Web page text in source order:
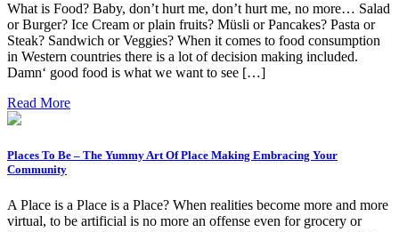
What is Food? Baby, don’t hurt me, don’t hurt me, no more… Salad
or Burger? Ice Cream or plain fruits? Müsli or Pancakes? Pasta or
Steak? Sandwich or Veggies? When it comes to food consumption
in Western countries there is a lot of decision making included.
Damn‘ good food is what we want to see […]
Read More
Places To Be – The Yummy Art Of Place Making Embracing Your
Community
A Place is a Place is a Place? When realities become more and more
virtual, to be artificial is no more an offense even for grocery or